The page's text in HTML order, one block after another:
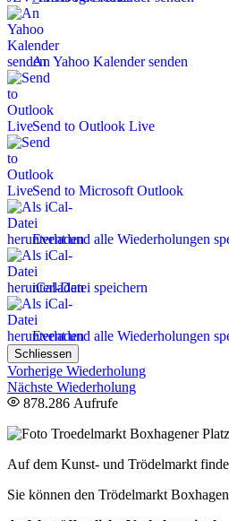
An Yahoo Kalender senden
Send to Outlook Live
Send to Microsoft Outlook
Event und alle Wiederholungen
iCal-Datei speichern
Event und alle Wiederholungen
Schliessen
Vorherige Wiederholung
Nächste Wiederholung
878.286 Aufrufe
Auf dem Kunst- und Trödelmarkt
Sie können den Trödelmarkt